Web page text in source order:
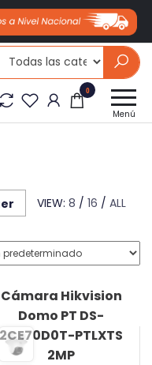
Menú
0
VIEW: 8 / 16 / ALL
Cámara Hikvision
Domo PT DS-
2CE70D0T-PTLXTS
2MP